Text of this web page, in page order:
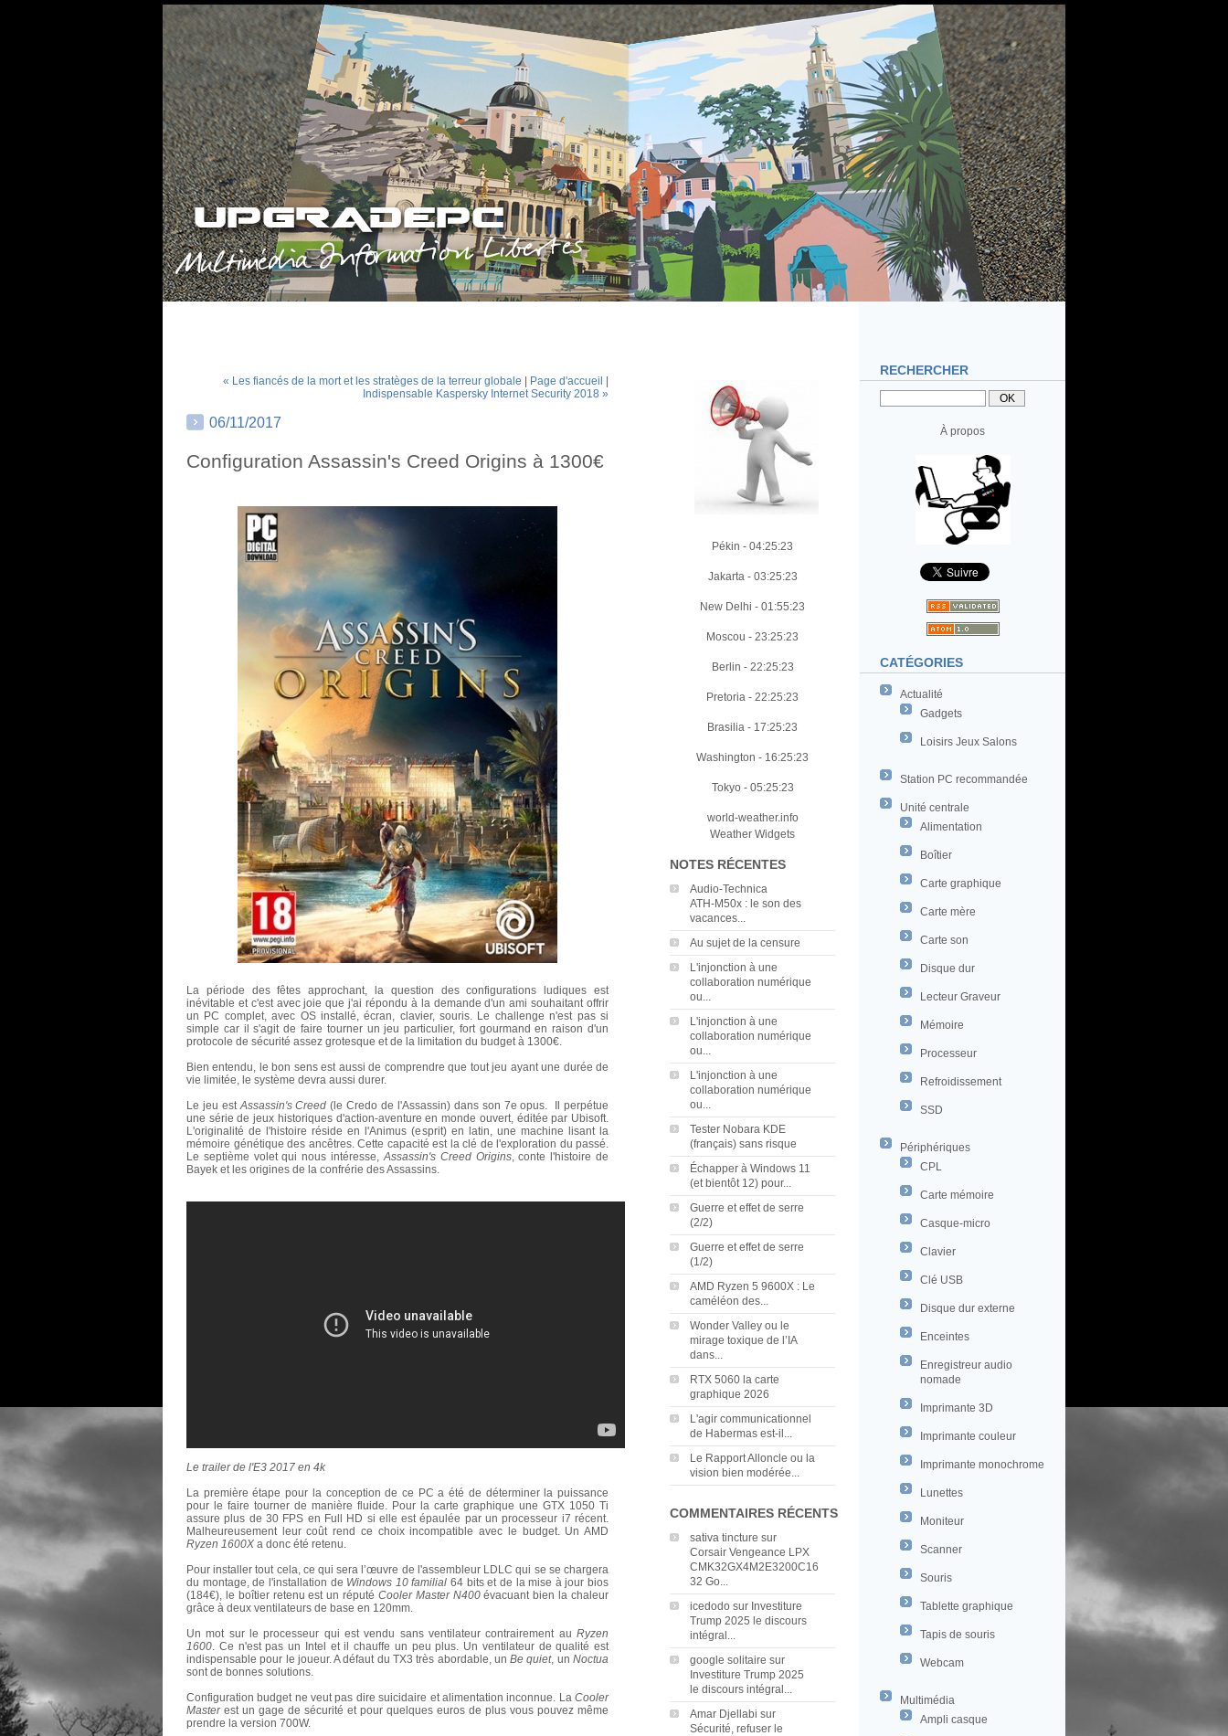
RECHERCHER
À propos
CATÉGORIES
Actualité
Gadgets
Loisirs Jeux Salons
Station PC recommandée
Unité centrale
Alimentation
Boîtier
Carte graphique
Carte mère
Carte son
Disque dur
Lecteur Graveur
Mémoire
Processeur
Refroidissement
SSD
Périphériques
CPL
Carte mémoire
Casque-micro
Clavier
Clé USB
Disque dur externe
Enceintes
Enregistreur audio
nomade
Imprimante 3D
Imprimante couleur
Imprimante monochrome
Lunettes
Moniteur
Scanner
Souris
Tablette graphique
Tapis de souris
Webcam
Multimédia
Ampli casque
Pékin - 04:25:24
Jakarta- 03:25:24
New Delhi - 01:55:24
Moscou - 23:25:24
Berlin - 22:25:24
Pretoria - 22:25:24
Brasilia - 17:25:24
Washington - 16:25:24
Tokyo - 05:25:24
world-weather.info
Weather Widgets
NOTES RÉCENTES
Audio‑Technica
ATH‑M50x : le son des
vacances...
Au sujet de la censure
L'injonction à une
collaboration numérique
ou...
L'injonction à une
collaboration numérique
ou...
L'injonction à une
collaboration numérique
ou...
Tester Nobara KDE
(français) sans risque
Échapper à Windows 11
(et bientôt 12) pour...
Guerre et effet de serre
(2/2)
Guerre et effet de serre
(1/2)
AMD Ryzen 5 9600X : Le
caméléon des...
Wonder Valley ou le
mirage toxique de l’IA
dans...
RTX 5060 la carte
graphique 2026
L'agir communicationnel
de Habermas est-il...
Le Rapport Alloncle ou la
vision bien modérée...
COMMENTAIRES RÉCENTS
sativa tincture sur
Corsair Vengeance LPX
CMK32GX4M2E3200C16
32 Go...
icedodo sur Investiture
Trump 2025 le discours
intégral...
google solitaire sur
Investiture Trump 2025
le discours intégral...
Amar Djellabi sur
Sécurité, refuser le
« Les fiancés de la mort et les stratèges de la terreur globale Page d'accueil
Indispensable Kaspersky Internet Security 2018 »
06/11/2017
Configuration Assassin's Creed Origins à 1300€
La période des fêtes approchant, la question des configurations ludiques est
inévitable et c'est avec joie que j'ai répondu à la demande d'un ami souhaitant offrir
un PC complet, avec OS installé, écran, clavier, souris. Le challenge n'est pas si
simple car il s'agit de faire tourner un jeu particulier, fort gourmand en raison d'un
protocole de sécurité assez grotesque et de la limitation du budget à 1300€.
Bien entendu, le bon sens est aussi de comprendre que tout jeu ayant une durée de
vie limitée, le système devra aussi durer.
Le jeu est Assassin's Creed (le Credo de l'Assassin) dans son 7e opus. Il perpétue
une série de jeux historiques d'action-aventure en monde ouvert, éditée par Ubisoft
L'originalité de l'histoire réside en l'Animus (esprit) en latin, une machine lisant la
mémoire génétique des ancêtres. Cette capacité est la clé de l'exploration du passé.
Le septième volet qui nous intéresse, Assassin's Creed Origins, conte l'histoire de
Bayek et les origines de la confrérie des Assassins.
Le trailer de l'E3 2017 en 4k
La première étape pour la conception de ce PC a été de déterminer la puissance
pour le faire tourner de manière fluide. Pour la carte graphique une GTX 1050 Ti
assure plus de 30 FPS en Full HD si elle est épaulée par un processeur i7 récent.
Malheureusement leur coût rend ce choix incompatible avec le budget. Un AMD
Ryzen 1600X a donc été retenu.
Pour installer tout cela, ce qui sera l’œuvre de l'assembleur LDLC qui se se chargera
du montage, de l'installation de Windows 10 familial 64 bits et de la mise à jour bios
(184€), le boîtier retenu est un réputé Cooler Master N400évacuant bien la chaleur
grâce à deux ventilateurs de base en 120mm.
Un mot sur le processeur qui est vendu sans ventilateur contrairement au Ryzen
1600 . Ce n'est pas un Intel et il chauffe un peu plus. Un ventilateur de qualité est
indispensable pour le joueur. A défaut du TX3 très abordable, unBe quiet, unNoctua
sont de bonnes solutions.
Configuration budget ne veut pas dire suicidaire et alimentation inconnue. La Cooler
Masterest un gage de sécurité et pour quelques euros de plus vous pouvez même
prendre la version 700W.